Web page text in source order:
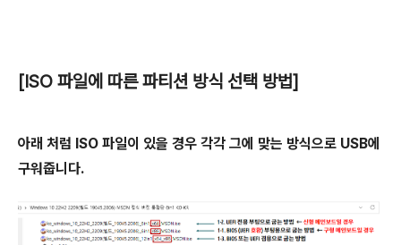
[ISO 파일에 따른 파티션 방식 선택 방법]
아래 처럼 ISO 파일이 있을 경우 각각 그에 맞는 방식으로 USB에
구워줍니다.